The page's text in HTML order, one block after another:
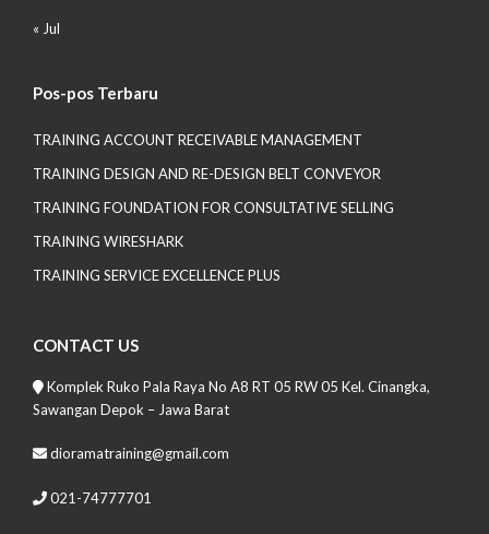
« Jul
Pos-pos Terbaru
TRAINING ACCOUNT RECEIVABLE MANAGEMENT
TRAINING DESIGN AND RE-DESIGN BELT CONVEYOR
TRAINING FOUNDATION FOR CONSULTATIVE SELLING
TRAINING WIRESHARK
TRAINING SERVICE EXCELLENCE PLUS
CONTACT US
Komplek Ruko Pala Raya No A8 RT 05 RW 05 Kel. Cinangka,
Sawangan Depok – Jawa Barat
dioramatraining@gmail.com
021-74777701